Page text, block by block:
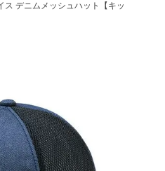
ス デニムメッシュハット【キッ